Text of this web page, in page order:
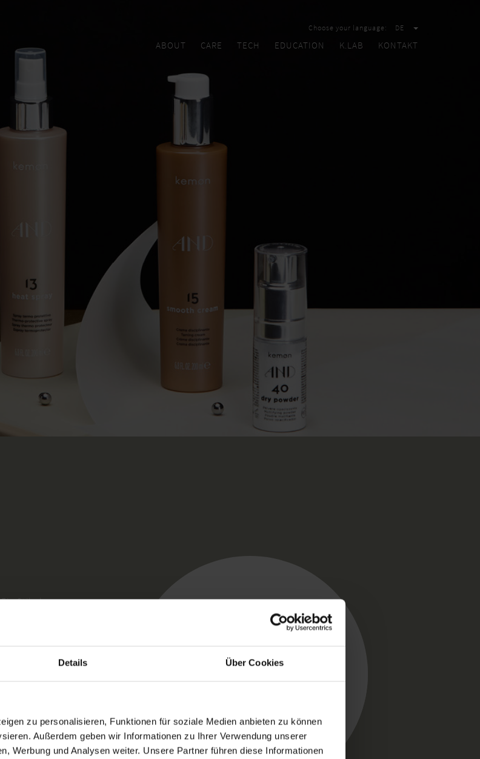
Details Über Cookies
zu personalisieren, Funktionen für soziale Medien anbieten zu können
Außerdem geben wir Informationen zu Ihrer Verwendung unserer
Werbung und Analysen weiter. Unsere Partner führen diese Informationen
Choose your language: DE
ABOUT CARE TECH EDUCATION K.LAB KONTAKT
Stil ohne
Gel